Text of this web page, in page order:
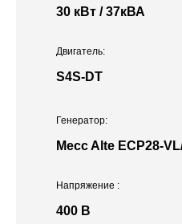
Двигатель:
S4S-DT
Напряжение :
400 В
30 кВт / 37кВА
Генератор:
Mecc Alte ЕСР28-